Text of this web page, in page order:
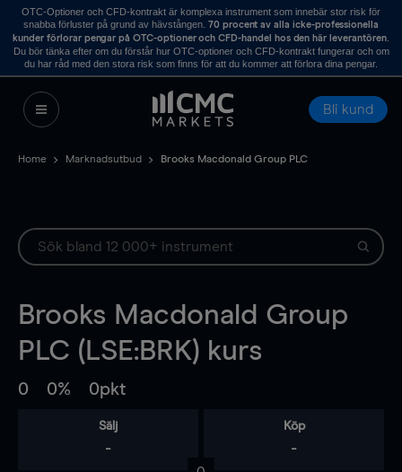
OTC-Optioner och CFD-kontrakt är komplexa instrument som innebär stor risk för
snabba förluster på grund av hävstången. 70 procent av alla icke-professionella
kunder förlorar pengar på OTC-optioner och CFD-handel hos den här leverantören.
Du bör tänka efter om du förstår hur OTC-optioner och CFD-kontrakt fungerar och om
du har råd med den stora risk som finns för att du kommer att förlora dina pengar.
Bli kund
Home Marknadsutbud Brooks Macdonald Group PLC
Brooks Macdonald Group
PLC (LSE:BRK) kurs
0 0% 0pkt
Sälj
-
Köp
-